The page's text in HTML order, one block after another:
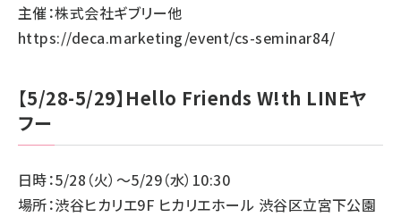
主催：株式会社ギブリー他
https://deca.marketing/event/cs-seminar84/
【5/28-5/29】Hello Friends W!th LINEヤ
フー
日時：5/28（火）～5/29（水）10:30
場所：渋谷ヒカリエ9F ヒカリエホール 渋谷区立宮下公園